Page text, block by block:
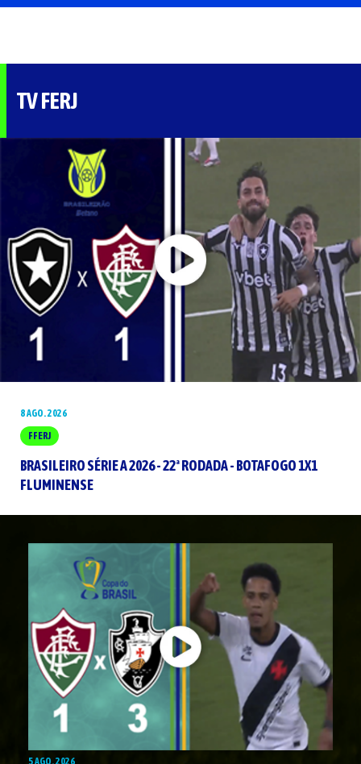
TV FERJ
8 AGO. 2026
FFERJ
BRASILEIRO SÉRIE A 2026 - 22ª RODADA - BOTAFOGO 1X1
FLUMINENSE
5 AGO. 2026